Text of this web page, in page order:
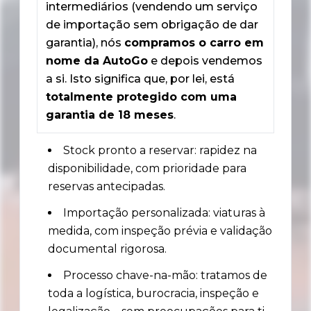
Circulação (IUC). Emissão de matrícula
portuguesa e DUA: Após aprovação do
IMT e pagamento de impostos, é pedida a
matrícula nacional e o Documento Único
Automóvel (DUA).
intermediários (vendendo um serviço
de importação sem obrigação de dar
garantia), nós compramos o carro em
nome da AutoGo e depois vendemos
a si. Isto significa que, por lei, está
totalmente protegido com uma
garantia de 18 meses.
Stock pronto a reservar: rapidez na
disponibilidade, com prioridade para
reservas antecipadas.
Importação personalizada: viaturas à
medida, com inspeção prévia e validação
documental rigorosa.
Processo chave-na-mão: tratamos de
toda a logística, burocracia, inspeção e